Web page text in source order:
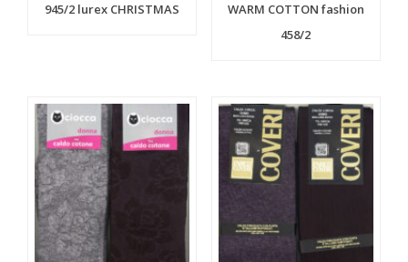
945/2 lurex CHRISTMAS
WARM COTTON fashion
458/2